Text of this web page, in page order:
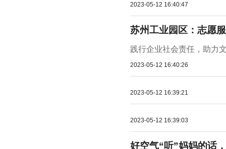
2023-05-12 16:40:47
苏州工业园区：志愿
践行企业社会责任，助力
2023-05-12 16:40:26
2023-05-12 16:39:21
2023-05-12 16:39:03
好空气“听”妈妈的话